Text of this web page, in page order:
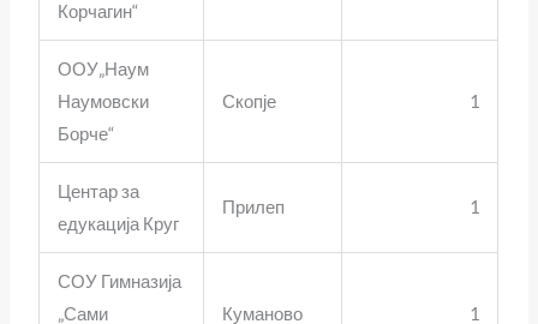
Корчагин“
ООУ„Наум
Наумовски
Борче“
Скопје 1
Центар за
едукација Круг
Прилеп 1
СОУ Гимназија
„Сами
Куманово 1